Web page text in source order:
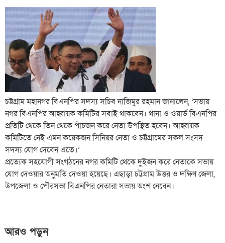
চট্টগ্রাম মহানগর বিএনপির সদস্য সচিব নাজিমুর রহমান জানালেন, ‘সভায়
নগর বিএনপির আহ্বায়ক কমিটির সবাই থাকবেন। থানা ও ওয়ার্ড বিএনপির
প্রতিটি থেকে তিন থেকে পাঁচজন করে নেতা উপস্থিত হবেন। আহ্বায়ক
কমিটিতে নেই এমন কয়েকজন সিনিয়র নেতা ও চট্টগ্রামের সকল সংসদ
সদস্য যোগ দেবেন এতে।’
প্রত্যেক সহযোগী সংগঠনের নগর কমিটি থেকে দুইজন করে নেতাকে সভায়
যোগ দেওয়ার অনুমতি দেওয়া হয়েছে। এছাড়া চট্টগ্রাম উত্তর ও দক্ষিণ জেলা,
উপজেলা ও পৌরসভা বিএনপির নেতারা সভায় অংশ নেবেন।
আরও পড়ুন